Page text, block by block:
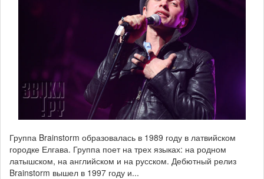
Группа Brainstorm образовалась в 1989 году в латвийском
городке Елгава. Группа поет на трех языках: на родном
латышском, на английском и на русском. Дебютный релиз
Brainstorm вышел в 1997 году и...